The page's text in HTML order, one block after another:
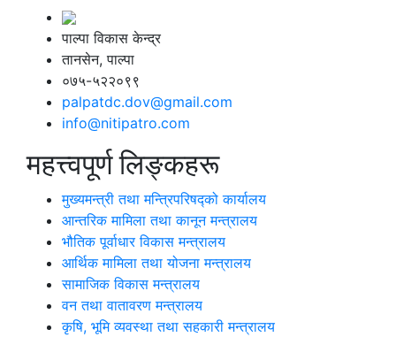
पाल्पा विकास केन्द्र
तानसेन, पाल्पा
०७५-५२२०९९
palpatdc.dov@gmail.com
info@nitipatro.com
महत्त्वपूर्ण लिङ्कहरू
मुख्यमन्त्री तथा मन्त्रिपरिषद्को कार्यालय
आन्तरिक मामिला तथा कानून मन्त्रालय
भौतिक पूर्वाधार विकास मन्त्रालय
आर्थिक मामिला तथा योजना मन्त्रालय
सामाजिक विकास मन्त्रालय
वन तथा वातावरण मन्त्रालय
कृषि, भूमि व्यवस्था तथा सहकारी मन्त्रालय